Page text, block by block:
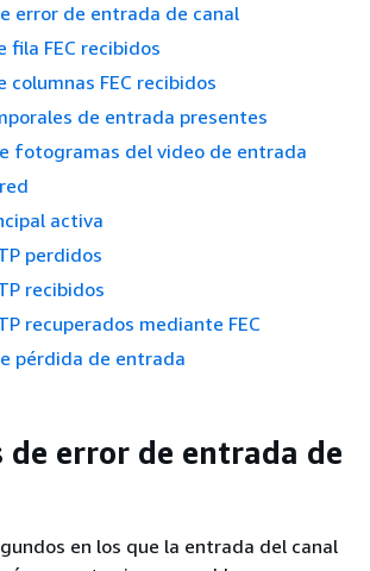
error de entrada de canal
fila FEC recibidos
columnas FEC recibidos
de entrada presentes
fotogramas del video de entrada
activa
perdidos
recibidos
recuperados mediante FEC
pérdida de entrada
de error de entrada de
en los que la entrada del canal